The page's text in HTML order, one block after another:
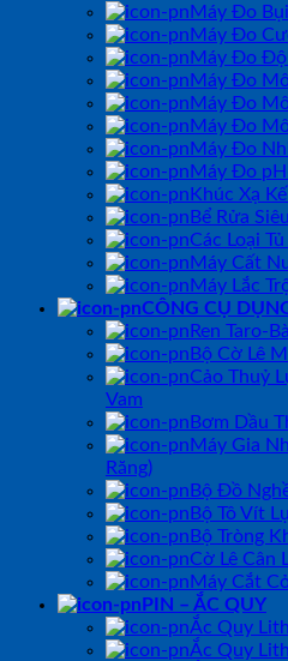
Máy Đo
Máy Đo
Máy Đo Độ
Máy Đo
Máy Đo
Máy Đo
Máy Đo
Máy Đo
Khúc Xạ
Bể Rửa
Các Loại
Máy Cất
Máy Lắc
CÔNG CỤ
Ren Taro-
Bộ Cờ Lê
Cảo Thuỷ
Vam
Bơm Dầu
Máy Gia
Răng)
Bộ Đồ
Bộ Tô Vít
Bộ Tròng
Cờ Lê Cân
Máy Cắt
PIN – ẮC QUY
Ắc Quy
Ắc Quy